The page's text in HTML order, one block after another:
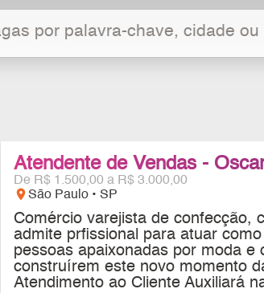
Atendente de Vendas -
De R$ 1.500,00 a R$ 3.000,00
location_onSão Paulo • SP
Comércio varejista de confecção,
admite prfissional para atuar
pessoas apaixonadas por moda
construírem este novo momento
Atendimento ao Cliente Auxiliará